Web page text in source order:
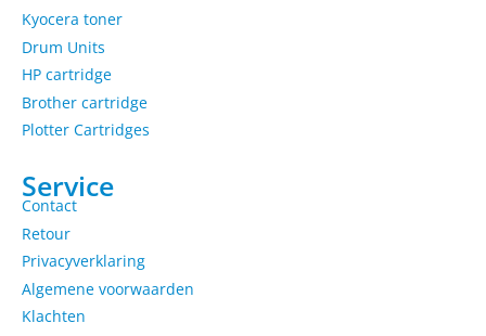
Kyocera toner
Drum Units
HP cartridge
Brother cartridge
Plotter Cartridges
Service
Contact
Retour
Privacyverklaring
Algemene voorwaarden
Klachten